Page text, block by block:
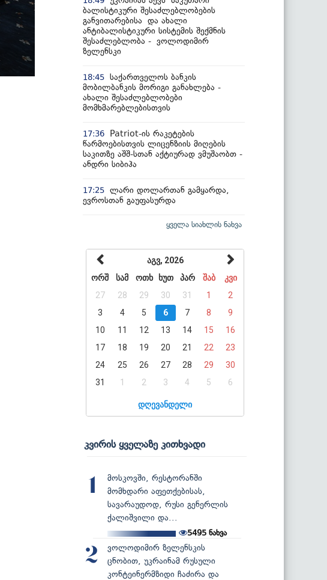
ბალისტიკური შესაძლებლობების
განვითარებისა და ახალი
ანტიბალისტიკური სისტემის შექმნის
შესაძლებლობა - ვოლოდიმირ
ზელენსკი
18:45 საქართველოს ბანკის
მობილბანკის მორიგი განახლება -
ახალი შესაძლებლობები
მომხმარებლებისთვის
17:36
Patriot-ის რაკეტების
წარმოებისთვის ლიცენზიის მიღების
საკითზე აშშ-სთან აქტიურად ვმუშაობთ -
ანდრი სიბიჰა
17:25 ლარი დოლართან გამყარდა,
ევროსთან გაუფასურდა
ყველა სიახლის ნახვა
აგვ, 2026
ორშ
სამ ოთხ ხუთ პარ შაბ
კვი
27
28 29 30 31 1
2
3
4 5 6 7 8
9
10
11 12 13 14 15
16
17
18 19 20 21 22
23
24
25 26 27 28 29
30
31
1 2 3 4 5 6
დღევანდელი
კვირის ყველაზე კითხვადი
1
მოსკოვში, რესტორანში
მომხდარი აფეთქებისას,
სავარაუდოდ, რუსი გენერლის
ქალიშვილი და...
5495 ნახვა
2
ვოლოდიმირ ზელენსკის
ცნობით, უკრაინამ რუსული
კონტეინერმზიდი ჩაძირა და